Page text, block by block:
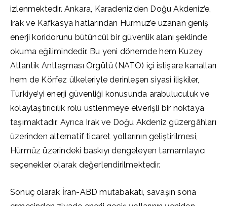
izlenmektedir. Ankara, Karadeniz’den Doğu Akdeniz’e,
Irak ve Kafkasya hatlarından Hürmüz’e uzanan geniş
enerji koridorunu bütüncül bir güvenlik alanı şeklinde
okuma eğilimindedir. Bu yeni dönemde hem Kuzey
Atlantik Antlaşması Örgütü (NATO) içi istişare kanalları
hem de Körfez ülkeleriyle derinleşen siyasi ilişkiler,
Türkiye’yi enerji güvenliği konusunda arabuluculuk ve
kolaylaştırıcılık rolü üstlenmeye elverişli bir noktaya
taşımaktadır. Ayrıca Irak ve Doğu Akdeniz güzergâhları
üzerinden alternatif ticaret yollarının geliştirilmesi,
Hürmüz üzerindeki baskıyı dengeleyen tamamlayıcı
seçenekler olarak değerlendirilmektedir.
Sonuç olarak İran-ABD mutabakatı, savaşın sona